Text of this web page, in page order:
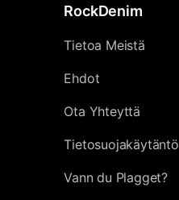
RockDenim
Tietoa Meistä
Ehdot
Ota Yhteyttä
Tietosuojakäytäntö
Vann du Plagget?